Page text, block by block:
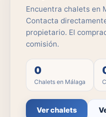
Encuentra chalets en
Contacta
propietario. El
comisión.
0
Chalets en Málaga
Ver chalets